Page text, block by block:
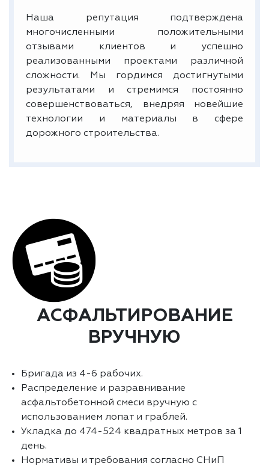
Наша репутация подтверждена
многочисленными положительными
отзывами клиентов и успешно
реализованными проектами различной
сложности. Мы гордимся достигнутыми
результатами и стремимся постоянно
совершенствоваться, внедряя новейшие
технологии и материалы в сфере
дорожного строительства.
АСФАЛЬТИРОВАНИЕ
ВРУЧНУЮ
Бригада из 4-6 рабочих.
Распределение и разравнивание
асфальтобетонной смеси вручную с
использованием лопат и граблей.
Укладка до 474-524 квадратных метров за 1
день.
Нормативы и требования согласно СНиП